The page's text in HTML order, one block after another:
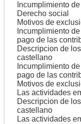
Incumplimiento
Derecho social
Motivos de
Incumplimiento
pago de las
Descripcion de
castellano
Incumplimiento
pago de las
Motivos de
Las actividades
Descripcion de
castellano
Las actividades